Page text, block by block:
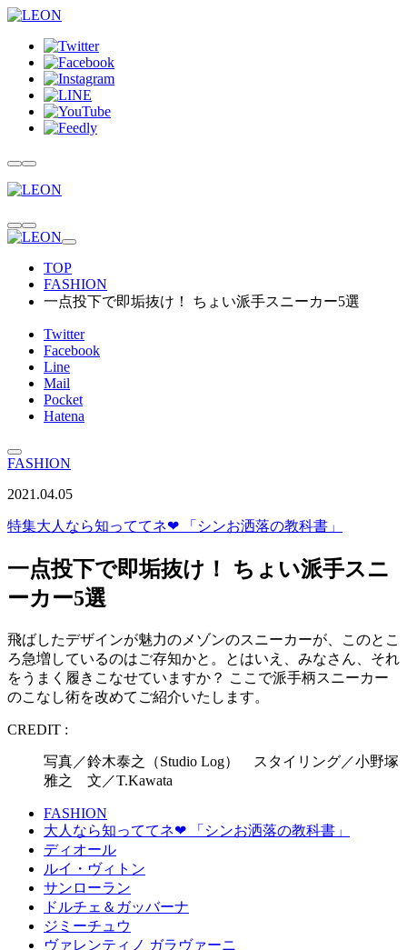
TOP
FASHION
一点投下で即垢抜け！ ちょい派手スニーカー5選
Twitter
Facebook
Line
Mail
Pocket
Hatena
FASHION
2021.04.05
特集大人なら知っててネ❤︎ 「シンお洒落の教科書」
一点投下で即垢抜け！ ちょい派手スニ
ーカー5選
飛ばしたデザインが魅力のメゾンのスニーカーが、このとこ
ろ急増しているのはご存知かと。とはいえ、みなさん、それ
をうまく履きこなせていますか？ ここで派手柄スニーカー
のこなし術を改めてご紹介いたします。
CREDIT :
写真／鈴木泰之（Studio Log） スタイリング／小野塚
雅之 文／T.Kawata
FASHION
大人なら知っててネ❤︎ 「シンお洒落の教科書」
ディオール
ルイ・ヴィトン
サンローラン
ドルチェ＆ガッバーナ
ジミーチュウ
ヴァレンティノ ガラヴァーニ